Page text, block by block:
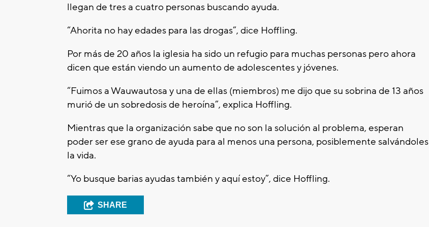
llegan de tres a cuatro personas buscando ayuda.
“Ahorita no hay edades para las drogas”, dice Hoffling.
Por más de 20 años la iglesia ha sido un refugio para muchas personas pero ahora
dicen que están viendo un aumento de adolescentes y jóvenes.
“Fuimos a Wauwautosa y una de ellas (miembros) me dijo que su sobrina de 13 años
murió de un sobredosis de heroína”, explica Hoffling.
Mientras que la organización sabe que no son la solución al problema, esperan
poder ser ese grano de ayuda para al menos una persona, posiblemente salvándoles
la vida.
“Yo busque barias ayudas también y aquí estoy”, dice Hoffling.
SHARE